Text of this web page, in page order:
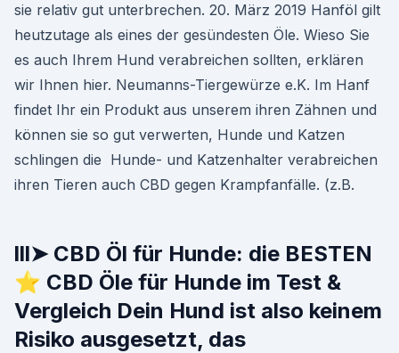
sie relativ gut unterbrechen. 20. März 2019 Hanföl gilt
heutzutage als eines der gesündesten Öle. Wieso Sie
es auch Ihrem Hund verabreichen sollten, erklären
wir Ihnen hier. Neumanns-Tiergewürze e.K. Im Hanf
findet Ihr ein Produkt aus unserem ihren Zähnen und
können sie so gut verwerten, Hunde und Katzen
schlingen die Hunde- und Katzenhalter verabreichen
ihren Tieren auch CBD gegen Krampfanfälle. (z.B.
lll➤ CBD Öl für Hunde: die BESTEN
⭐ CBD Öle für Hunde im Test &
Vergleich Dein Hund ist also keinem
Risiko ausgesetzt, das